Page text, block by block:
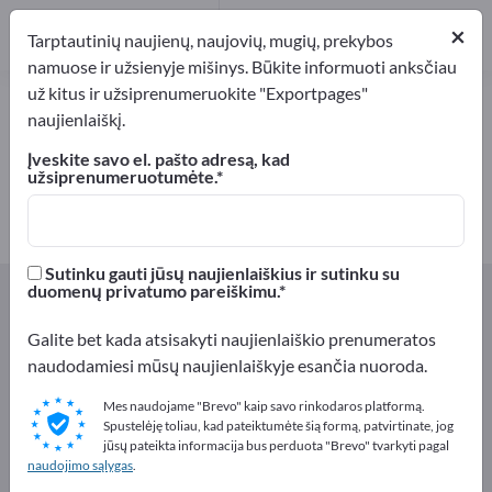
Žaislai – raskite gamintojus ir
tiekėjus
Eksportuotojai Gamintojai
11
Gamintojai
Exportpages Dovanos ir dekoracijos
Reklamuokitės nemokamai
Exportpages!
Poreikiai – Pasiūlymai – Naudotos prekės – Verslo
kontaktai >> pradėkite čia
×
Tarptautinių naujienų, naujovių, mugių, prekybos
namuose ir užsienyje mišinys. Būkite informuoti anksčiau
už kitus ir užsiprenumeruokite "Exportpages"
naujienlaiškį.
Įveskite savo el. pašto adresą, kad
užsiprenumeruotumėte.
Sutinku gauti jūsų naujienlaiškius ir sutinku su
duomenų privatumo pareiškimu.
Galite bet kada atsisakyti naujienlaiškio prenumeratos
naudodamiesi mūsų naujienlaiškyje esančia nuoroda.
Mes naudojame "Brevo" kaip savo rinkodaros platformą.
Spustelėję toliau, kad pateiktumėte šią formą, patvirtinate, jog
jūsų pateikta informacija bus perduota "Brevo" tvarkyti pagal
naudojimo sąlygas.